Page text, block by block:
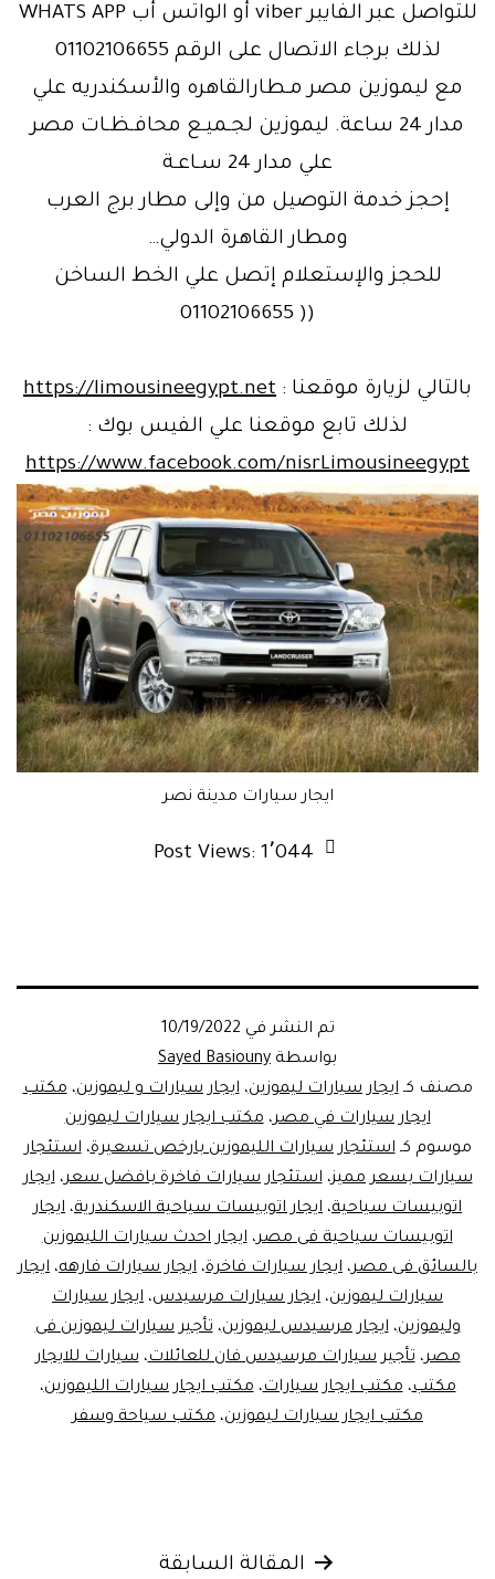
للتواصل عبر الفايبر viber أو الواتس أب WHATS APP
لذلك برجاء الاتصال على الرقم 01102106655
مع ليموزين مصر مـطارالقاهره والأسكندريه علي
مدار 24 ساعة. ليموزين لجـميـع محافـظـات مصر
علي مدار 24 سـاعـة
إحجز خدمة التوصيل من وإلى مطار برج العرب
ومطار القاهرة الدولي…
للحجز والإستعلام إتصل علي الخط الساخن
(( 01102106655
بالتالي لزيارة موقعنا : https://limousineegypt.net
لذلك تابع موقعنا علي الفيس بوك :
https://www.facebook.com/nisrLimousineegypt
ايجار سيارات مدينة نصر
Post Views: 1٬044
تم النشر في 10/19/2022
بواسطة Sayed Basiouny
مصنف كـايجار سيارات ليموزين،ايجار سيارات و ليموزين،مكتب
ايجار سيارات في مصر،مكتب ايجار سيارات ليموزين
موسوم كـاستئجار سيارات الليموزين بارخص تسعيرة،استئجار
سيارات بسعر مميز،استئجار سيارات فاخرة بافضل سعر،ايجار
اتوبيسات سياحية، ايجار اتوبيسات سياحية الاسكندرية، ايجار
اتوبيسات سياحية فى مصر،ايجار احدث سيارات الليموزين
بالسائق فى مصر، ايجار سيارات فاخرة، ايجار سيارات فارهه، ايجار
سيارات ليموزين، ايجار سيارات مرسيدس، ايجار سيارات
وليموزين،ايجار مرسيدس ليموزين،تأجير سيارات ليموزين فى
مصر،تأجير سيارات مرسيدس فان للعائلات،سيارات للايجار
مكتب،مكتب ايجار سيارات،مكتب ايجار سيارات الليموزين،
مكتب ايجار سيارات ليموزين، مكتب سياحة وسفر
المقالة السابقة